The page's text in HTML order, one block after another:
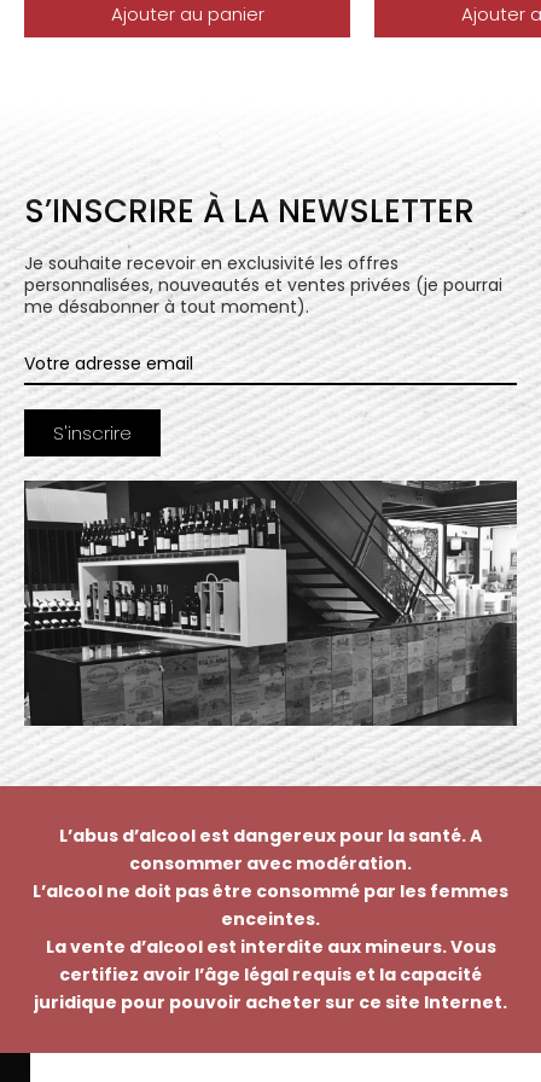
Ajouter au panier Ajouter
S’INSCRIRE À LA NEWSLETTER
Je souhaite recevoir en exclusivité les offres
personnalisées, nouveautés et ventes privées (je pourrai
me désabonner à tout moment).
L’abus d’alcool est dangereux pour la santé. A
consommer avec modération.
L’alcool ne doit pas être consommé par les femmes
enceintes.
La vente d’alcool est interdite aux mineurs. Vous
certifiez avoir l’âge légal requis et la capacité
juridique pour pouvoir acheter sur ce site Internet.